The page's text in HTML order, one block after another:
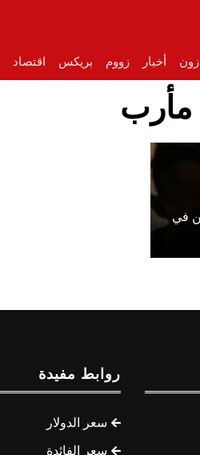
أخبار زووم بريكس اقتصاد
في
روابط مفيدة
سعر الدولار
سعر الفائدة